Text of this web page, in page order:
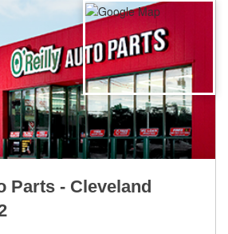
Parts - Cleveland